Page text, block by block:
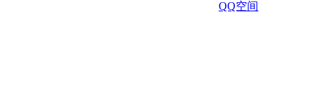
QQ空间